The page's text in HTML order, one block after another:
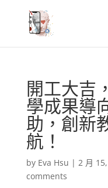
開工大吉
學成果導
助，創新
航！
by Eva Hsu | 2 月
comments